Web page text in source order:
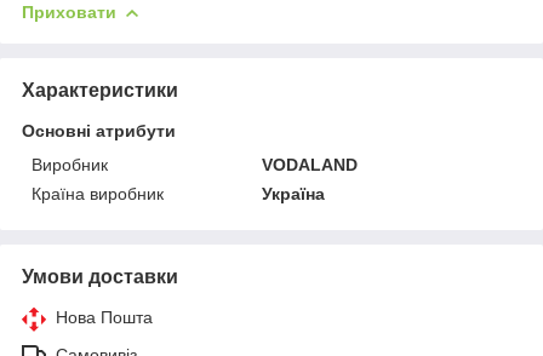
Приховати
Характеристики
Основні атрибути
Виробник
VODALAND
Країна виробник
Україна
Умови доставки
Нова Пошта